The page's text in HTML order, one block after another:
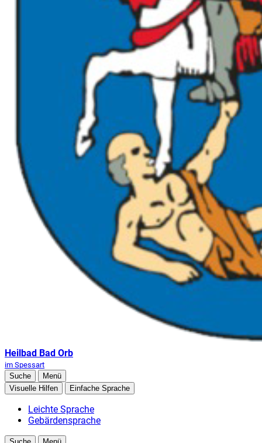
Heilbad Bad Orb
im Spessart
Suche
Menü
Visuelle Hilfen
Einfache Sprache
Leichte Sprache
Gebärdensprache